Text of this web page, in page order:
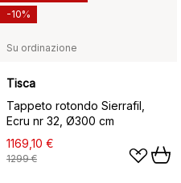
Su ordinazione
Tisca
Tappeto rotondo Sierrafil,
Ecru nr 32, Ø300 cm
1169,10 €
1299 €
-10%